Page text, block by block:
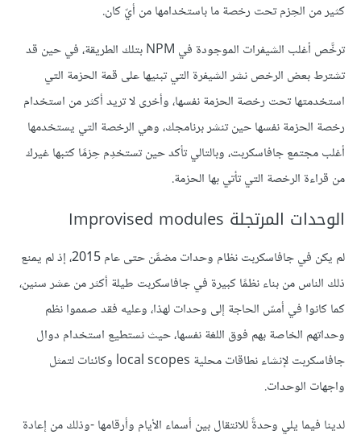
كثير من الحِزم تحت رخصة ما باستخدامها من أيّ كان.
ترخَّص أغلب الشيفرات الموجودة في NPM بتلك الطريقة، في حين قد
تشترط بعض الرخص نشر الشيفرة التي تبنيها على قمة الحزمة التي
استخدمتها تحت رخصة الحزمة نفسها، وأخرى لا تريد أكثر من استخدام
رخصة الحزمة نفسها حين تنشر برنامجك، وهي الرخصة التي يستخدمها
أغلب مجتمع جافاسكربت، وبالتالي تأكد حين تستخدِم حِزمًا كتبها غيرك
من قراءة الرخصة التي تأتي بها الحزمة.
الوحدات المرتجلة Improvised modules
لم يكن في جافاسكربت نظام وحدات مضمَّن حتى عام 2015، إذ لم يمنع
ذلك الناس من بناء نظمًا كبيرة في جافاسكربت طيلة أكثر من عشر سنين،
كما كانوا في أمسّ الحاجة إلى وحدات لهذا، وعليه فقد صمموا نظم
وحداتهم الخاصة بهم فوق اللغة نفسها، حيث نستطيع استخدام دوال
جافاسكربت لإنشاء نطاقات محلية local scopes وكائنات لتمثل
واجهات الوحدات.
لدينا فيما يلي وحدةً للانتقال بين أسماء الأيام وأرقامها -وذلك من إعادة